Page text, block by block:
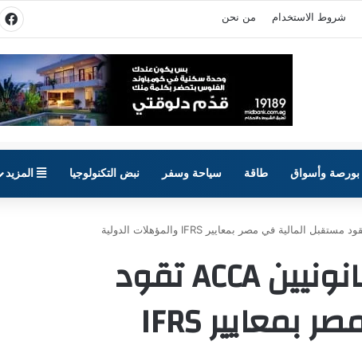
شروط الاستخدام من نحن
بورصة وأسواق طاقة سياحة وسفر نبض التكنولوجيا المزيد
جمعية المحاسبين القانونيين ACCA تقود
مستقبل المالية في مصر بمعايير IFRS